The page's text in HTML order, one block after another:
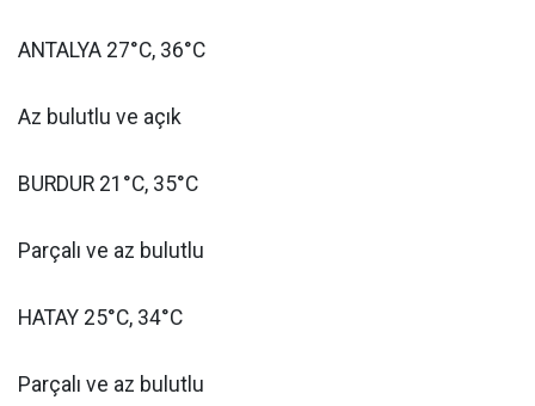
ANTALYA 27°C, 36°C
Az bulutlu ve açık
BURDUR 21°C, 35°C
Parçalı ve az bulutlu
HATAY 25°C, 34°C
Parçalı ve az bulutlu